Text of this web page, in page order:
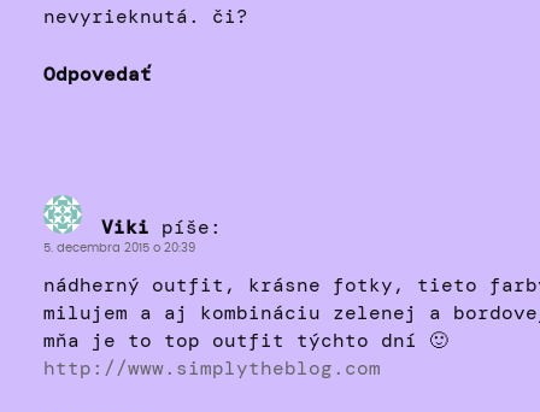
nevyrieknutá. či?
Odpovedať
Viki píše:
5. decembra 2015 o 20:39
nádherný outfit, krásne fotky, tieto
milujem a aj kombináciu zelenej a
mňa je to top outfit týchto dní 🙂
http://www.simplytheblog.com